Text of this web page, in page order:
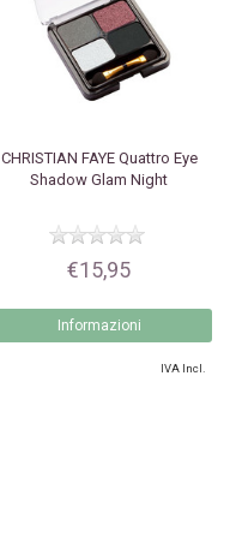
CHRISTIAN FAYEQuattro Eye
Shadow Glam Night
€15,95
Informazioni
IVA Incl.